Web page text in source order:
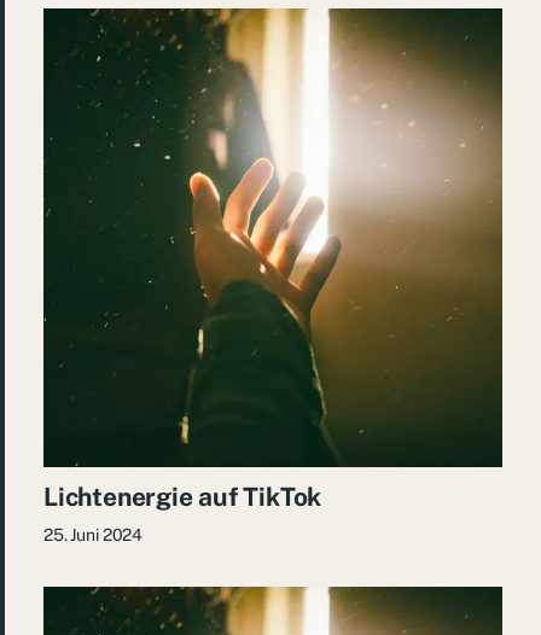
Lichtenergie auf TikTok
25. Juni 2024